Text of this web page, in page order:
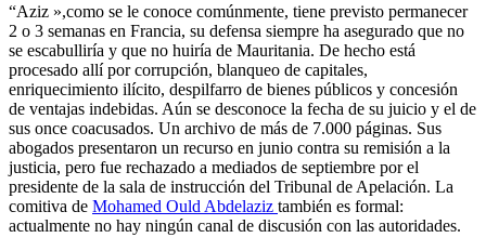
“Aziz »,como se le conoce comúnmente, tiene previsto permanecer
2 o 3 semanas en Francia, su defensa siempre ha asegurado que no
se escabulliría y que no huiría de Mauritania. De hecho está
procesado allí por corrupción, blanqueo de capitales,
enriquecimiento ilícito, despilfarro de bienes públicos y concesión
de ventajas indebidas. Aún se desconoce la fecha de su juicio y el de
sus once coacusados. Un archivo de más de 7.000 páginas. Sus
abogados presentaron un recurso en junio contra su remisión a la
justicia, pero fue rechazado a mediados de septiembre por el
presidente de la sala de instrucción del Tribunal de Apelación. La
comitiva de Mohamed Ould Abdelaziz también es formal:
actualmente no hay ningún canal de discusión con las autoridades.